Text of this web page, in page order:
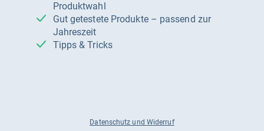
Produktwahl
Gut getestete Produkte – passend zur
Jahreszeit
Tipps & Tricks
Datenschutz und Widerruf